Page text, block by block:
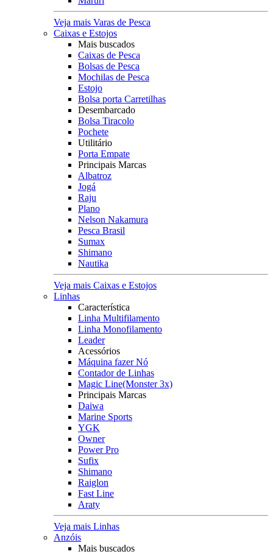
Veja mais Varas de Pesca
Caixas e Estojos
Mais buscados
Caixas de Pesca
Bolsas de Pesca
Mochilas de Pesca
Estojo
Bolsa porta Carretilhas
Desembarcado
Bolsa Tiracolo
Pochete
Utilitário
Porta Empate
Principais Marcas
Albatroz
Jogá
Raju
Plano
Nelson Nakamura
Pesca Brasil
Sumax
Shimano
Nautika
Veja mais Caixas e Estojos
Linhas
Característica
Linha Multifilamento
Linha Monofilamento
Leader
Acessórios
Máquina fazer Nó
Contador de Linhas
Magic Line(Monster 3x)
Principais Marcas
Daiwa
Marine Sports
YGK
Owner
Power Pro
Sufix
Shimano
Raiglon
Fast Line
Araty
Veja mais Linhas
Anzóis
Mais buscados